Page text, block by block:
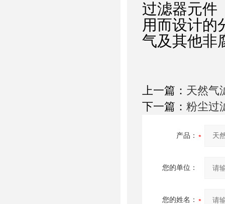
过滤器元件
用而设计的
气及其他非
上一篇： 天然气
下一篇： 粉尘过
产品：
您的单位：
您的姓名：